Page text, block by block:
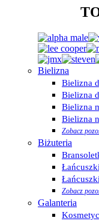
Bielizna
Bielizna
Bielizna
Bielizna
Bielizna
Zobacz
Biżuteria
Zobacz
Galanteria